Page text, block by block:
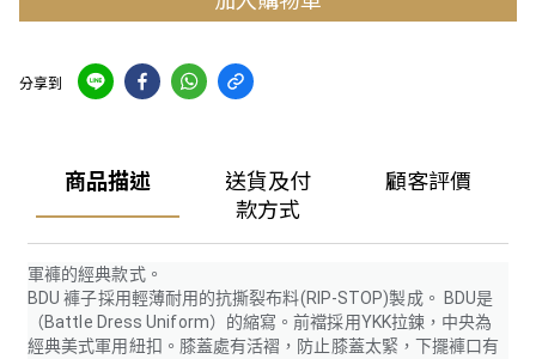
分享到
商品描述
送貨及付
款方式
顧客評價
軍褲的經典款式。
BDU 褲子採用輕薄耐用的抗撕裂布料(RIP-STOP)製成。 BDU是
（Battle Dress Uniform）的縮寫。前襠採用YKK拉鍊，中央為
經典美式軍用紐扣。膝蓋處有活褶，防止膝蓋太緊，下擺褲口有